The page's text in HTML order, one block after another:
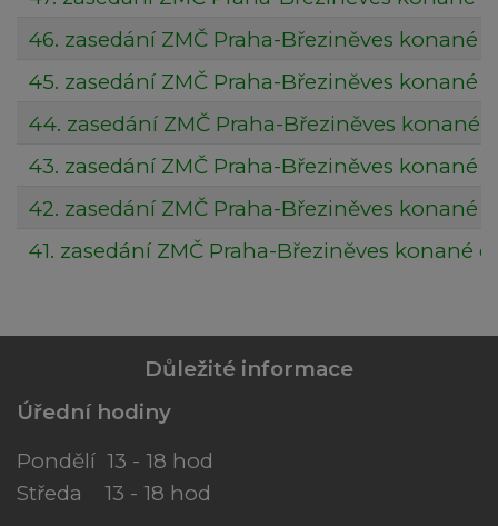
46. zasedání ZMČ Praha-Březiněves konané
45. zasedání ZMČ Praha-Březiněves konané
44. zasedání ZMČ Praha-Březiněves konané
43. zasedání ZMČ Praha-Březiněves konané
42. zasedání ZMČ Praha-Březiněves konané
41. zasedání ZMČ Praha-Březiněves konané
Důležité informace
Úřední hodiny
Pondělí 13 - 18 hod
Středa 13 - 18 hod